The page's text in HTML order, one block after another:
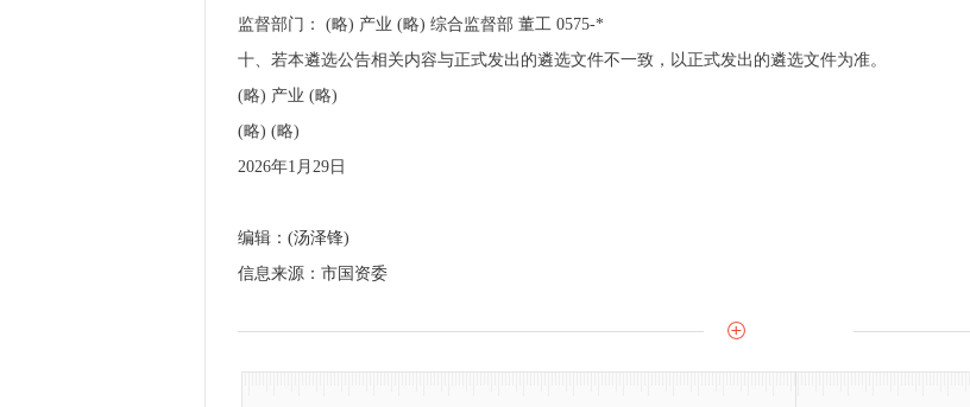
监督部门： (略) 产业 (略) 综合监督部 董工 0575-*
十、若本遴选公告相关内容与正式发出的遴选文件不一致，以正式发出的遴选文件为准。
(略) 产业 (略)
(略) (略)
2026年1月29日
编辑：(汤泽锋)
信息来源：市国资委